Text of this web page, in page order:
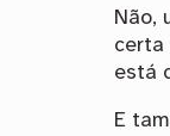
Não,
certa
está
E